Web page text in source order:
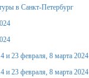
в Санкт-Петербург
и 23 февраля, 8 марта 2024
и 23 февраля, 8 марта 2024